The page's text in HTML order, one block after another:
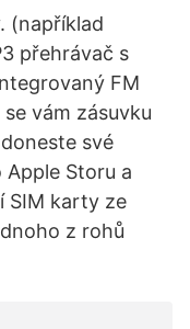
(například
přehrávač s
FM
vám zásuvku
své
Storu a
SIM karty ze
z rohů